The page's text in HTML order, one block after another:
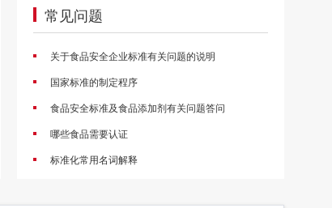
标准溶液/水中乙醇等5种混标-4组
常见问题
关于食品安全企业标准有关问题的说明
国家标准的制定程序
食品安全标准及食品添加剂有关问题答问
哪些食品需要认证
标准化常用名词解释